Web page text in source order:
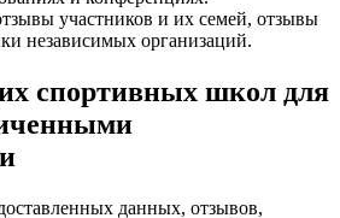
участников и их семей, отзывы
независимых организаций.
спортивных школ для
данных, отзывов,